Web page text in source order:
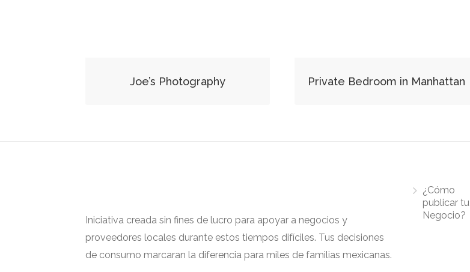
Joe’s Photography Private Bedroom in Manhattan
Iniciativa creada sin fines de lucro para apoyar a negocios y
proveedores locales durante estos tiempos difíciles. Tus decisiones
de consumo marcaran la diferencia para miles de familias mexicanas.
¿Cómo
publicar tu
Negocio?